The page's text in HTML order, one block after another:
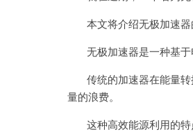
本文将介绍无极加速器
无极加速器是一种基于
传统的加速器在能量转
量的浪费。
这种高效能源利用的特